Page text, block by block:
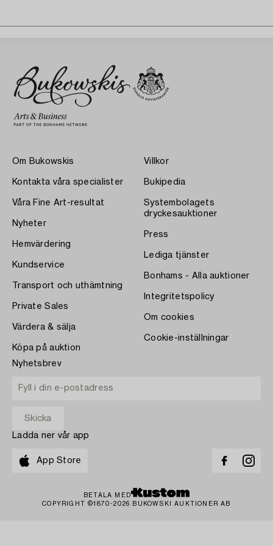
Om Bukowskis
Kontakta våra specialister
Våra Fine Art-resultat
Nyheter
Hemvärdering
Kundservice
Transport och uthämtning
Private Sales
Värdera & sälja
Köpa på auktion
Villkor
Bukipedia
Systembolagets
dryckesauktioner
Press
Lediga tjänster
Bonhams - Alla auktioner
Integritetspolicy
Om cookies
Cookie-inställningar
Nyhetsbrev
Ladda ner vår app
App Store
BETALA MED
COPYRIGHT ©1870-2026 BUKOWSKI AUKTIONER AB